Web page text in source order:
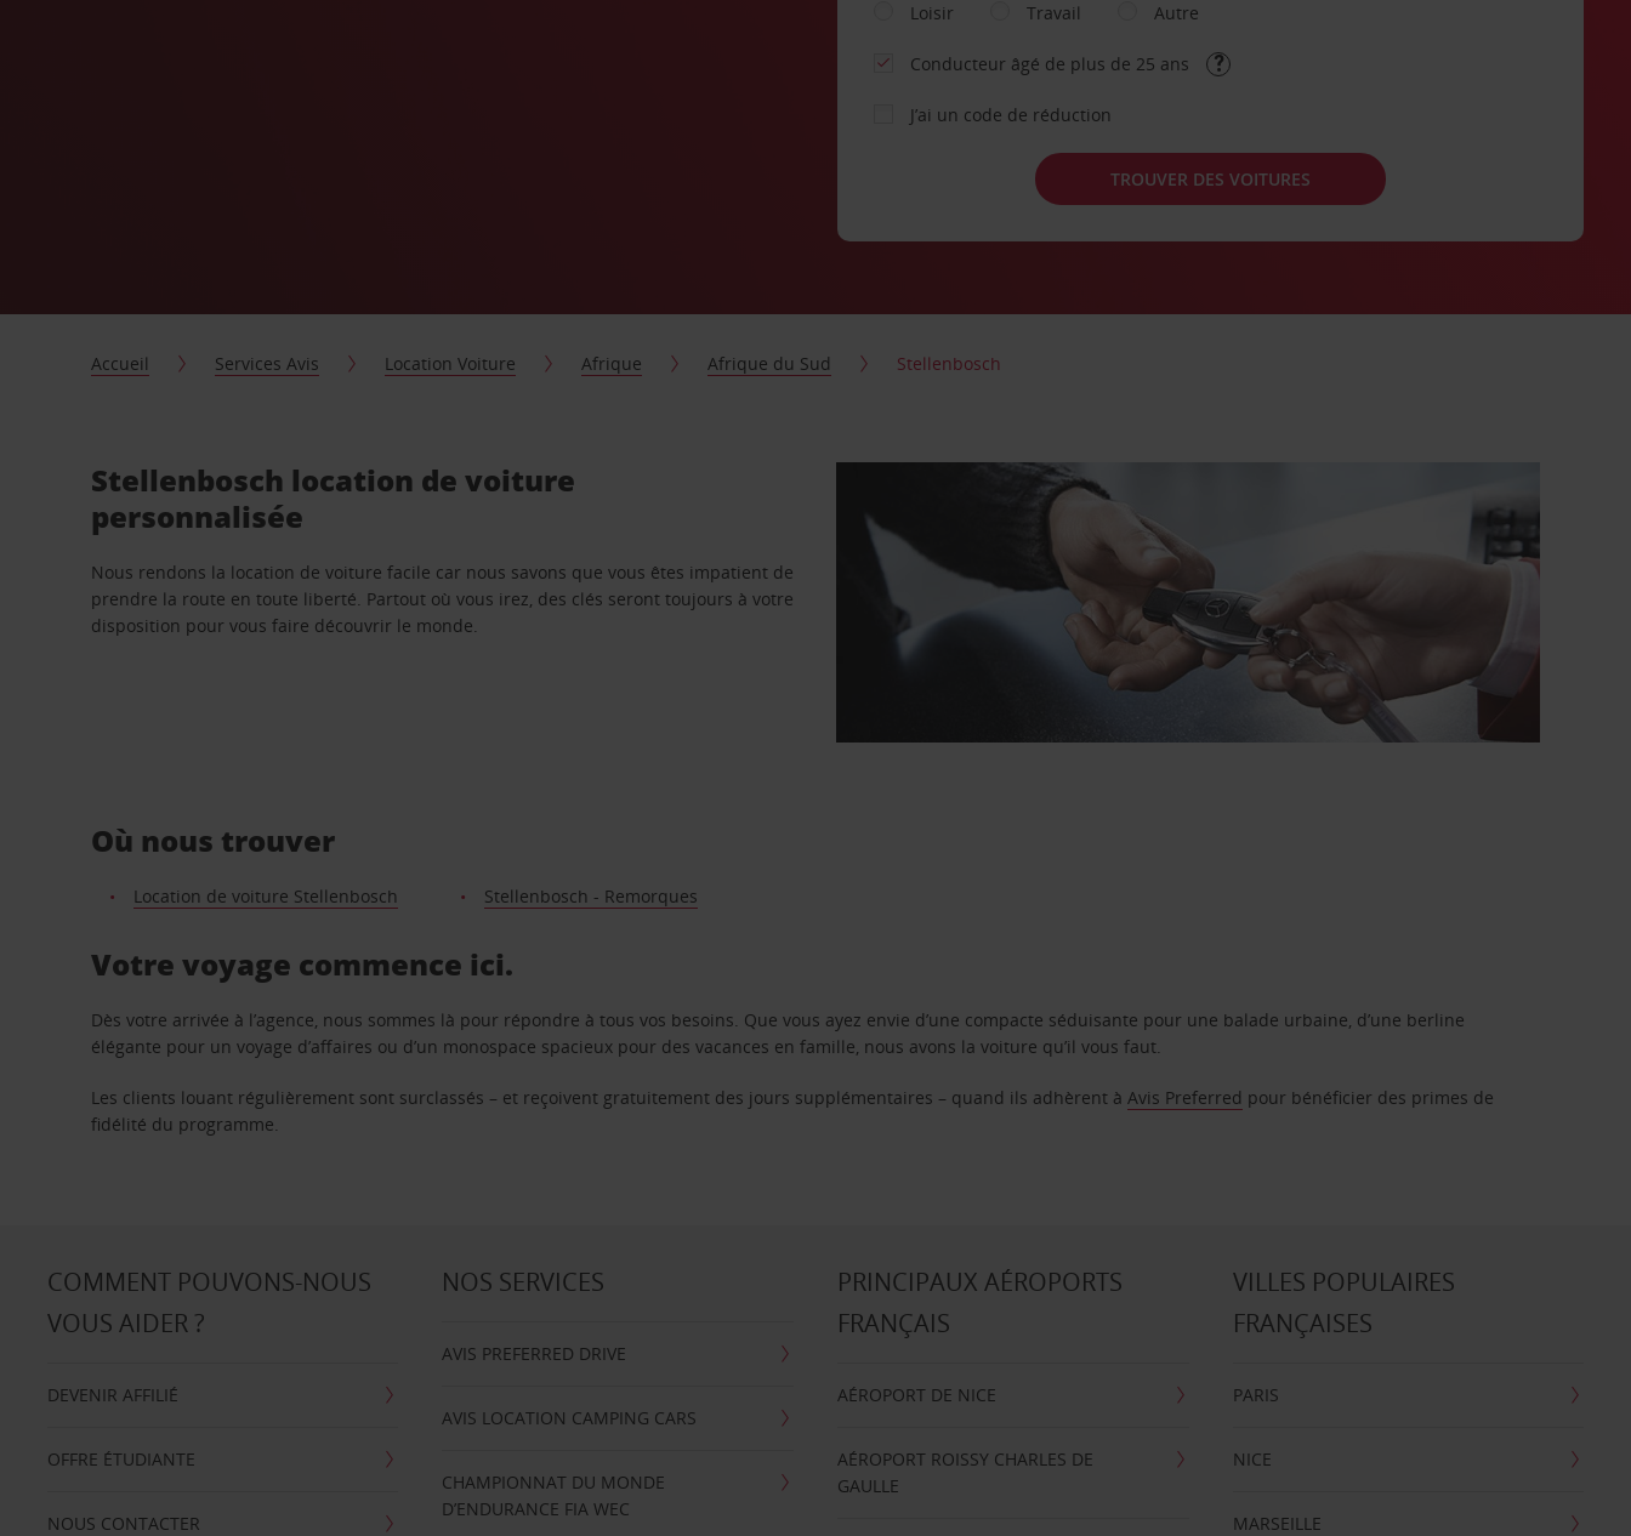
Loisir
Travail Autre
Conducteur âgé de plus de 25 ans
J’ai un code de réduction
TROUVER DES VOITURES
Accueil Services Avis Location Voiture Afrique Afrique du Sud Stellenbosch
Stellenbosch location de voiture
personnalisée
Nous rendons la location de voiture facile car nous savons que vous êtes impatient de
prendre la route en toute liberté. Partout où vous irez, des clés seront toujours à votre
disposition pour vous faire découvrir le monde.
Où nous trouver
Location de voiture Stellenbosch Stellenbosch - Remorques
Votre voyage commence ici.
Dès votre arrivée à l’agence, nous sommes là pour répondre à tous vos besoins. Que vous ayez envie d’une compacte séduisante pour une balade urbaine, d’une berline
élégante pour un voyage d’affaires ou d’un monospace spacieux pour des vacances en famille, nous avons la voiture qu’il vous faut.
Les clients louant régulièrement sont surclassés – et reçoivent gratuitement des jours supplémentaires – quand ils adhèrent àAvis Preferred pour bénéficier des primes de
fidélité du programme.
COMMENT POUVONS-NOUS
VOUS AIDER ?
DEVENIR AFFILIÉ
OFFRE ÉTUDIANTE
NOUS CONTACTER
NOS SERVICES
AVIS PREFERRED DRIVE
AVIS LOCATION CAMPING CARS
CHAMPIONNAT DU MONDE
D’ENDURANCE FIA WEC
PRINCIPAUX AÉROPORTS
FRANÇAIS
AÉROPORT DE NICE
AÉROPORT ROISSY CHARLES DE
GAULLE
VILLES POPULAIRES
FRANÇAISES
PARIS
NICE
MARSEILLE